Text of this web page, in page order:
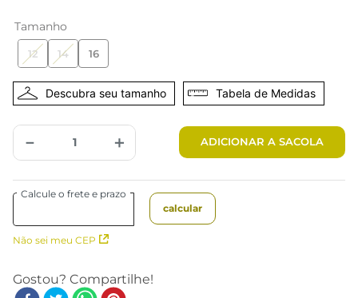
Tamanho
12 14 16
Tabela de Medidas
＋
－ ADICIONAR A SACOLA
Não sei meu CEP